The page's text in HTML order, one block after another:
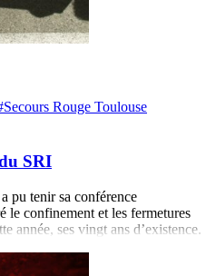
Rouge Toulouse
SRI
pu tenir sa conférence
le confinement et les fermetures
année, ses vingt ans d’existence.